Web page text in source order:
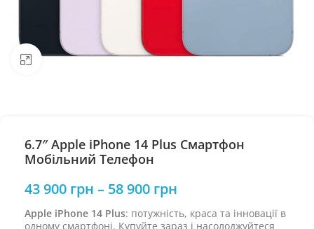
Натисніть, щоб збільшити
6.7″ Apple iPhone 14 Plus Смартфон
Мобільний Телефон
43 900 грн – 58 900 грн
Apple iPhone 14 Plus: потужність, краса та інновації в
одному смартфоні. Купуйте зараз і насолоджуйтеся